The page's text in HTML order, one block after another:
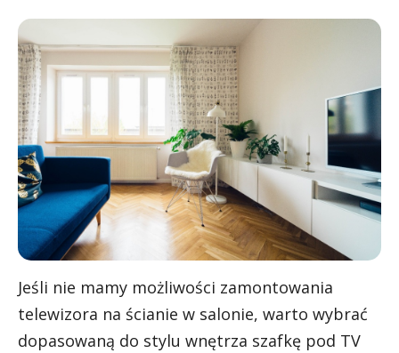
Jeśli nie mamy możliwości zamontowania
telewizora na ścianie w salonie, warto wybrać
dopasowaną do stylu wnętrza szafkę pod TV